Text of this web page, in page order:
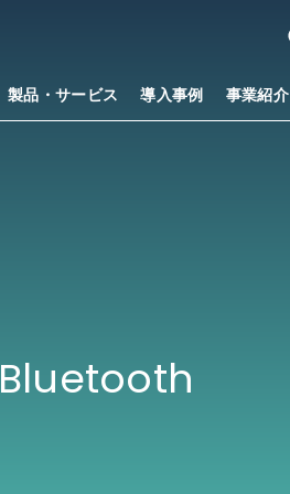
製品・サービス 導入事例 事業紹介
Bluetooth